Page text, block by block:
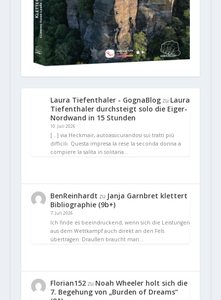
Laura Tiefenthaler - GognaBlogzu Laura
Tiefenthaler durchsteigt solo die Eiger-
Nordwand in 15 Stunden
10. Juli 2026
[…] via Heckmair, autoassicurandosi sui tratti più
difficili. Questa impresa la rese la seconda donna a
compiere la salita in solitaria…
BenReinhardt zu Janja Garnbret klettert
Bibliographie (9b+)
7. Juli 2026
Ich finde es beeindruckend, wenn sich die Leistungen
aus dem Wettkampf auch direkt an den Fels
übertragen. Draußen braucht man…
Florian152zu Noah Wheeler holt sich die
7. Begehung von „Burden of Dreams“